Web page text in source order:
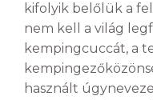
kifolyik belőlük a
nem kell a világ
kempingcuccát, a
használt